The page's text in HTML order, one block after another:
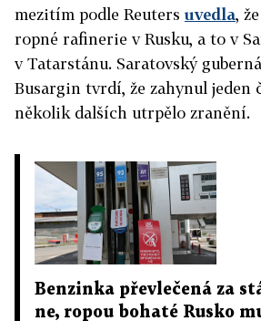
mezitím podle Reutersuvedla,
ropné rafinerie v Rusku, a to v
v Tatarstánu. Saratovský
Busargin tvrdí, že zahynul jeden
několik dalších utrpělo zranění.
Benzinka převlečená za
ne, ropou bohaté Rusko